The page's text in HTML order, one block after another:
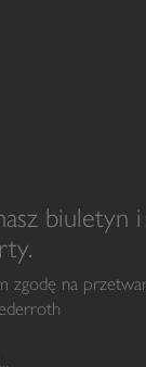
biuletyn
zgodę na